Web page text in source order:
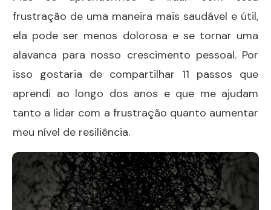
frustração de uma maneira mais saudável e útil,
ela pode ser menos dolorosa e se tornar uma
alavanca para nosso crescimento pessoal. Por
isso gostaria de compartilhar 11 passos que
aprendi ao longo dos anos e que me ajudam
tanto a lidar com a frustração quanto aumentar
meu nível de resiliência.